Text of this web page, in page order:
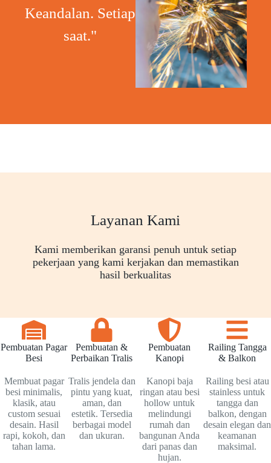
Keandalan. Setiap
saat."
Layanan Kami
Kami memberikan garansi penuh untuk setiap
pekerjaan yang kami kerjakan dan memastikan
hasil berkualitas
Pembuatan Pagar
Besi
Membuat pagar
besi minimalis,
klasik, atau
custom sesuai
desain. Hasil
rapi, kokoh, dan
tahan lama.
Pembuatan &
Perbaikan Tralis
Tralis jendela dan
pintu yang kuat,
aman, dan
estetik. Tersedia
berbagai model
dan ukuran.
Pembuatan
Kanopi
Kanopi baja
ringan atau besi
hollow untuk
melindungi
rumah dan
bangunan Anda
dari panas dan
hujan.
Railing Tangga
& Balkon
Railing besi atau
stainless untuk
tangga dan
balkon, dengan
desain elegan dan
keamanan
maksimal.